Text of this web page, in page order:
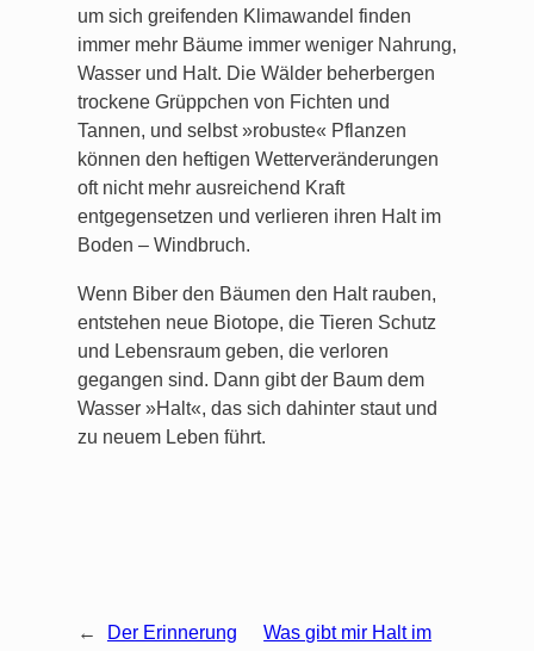
um sich greifenden Klimawandel finden
immer mehr Bäume immer weniger Nahrung,
Wasser und Halt. Die Wälder beherbergen
trockene Grüppchen von Fichten und
Tannen, und selbst »robuste« Pflanzen
können den heftigen Wetterveränderungen
oft nicht mehr ausreichend Kraft
entgegensetzen und verlieren ihren Halt im
Boden – Windbruch.
Wenn Biber den Bäumen den Halt rauben,
entstehen neue Biotope, die Tieren Schutz
und Lebensraum geben, die verloren
gegangen sind. Dann gibt der Baum dem
Wasser »Halt«, das sich dahinter staut und
zu neuem Leben führt.
←
Der Erinnerung
Was gibt mir Halt im